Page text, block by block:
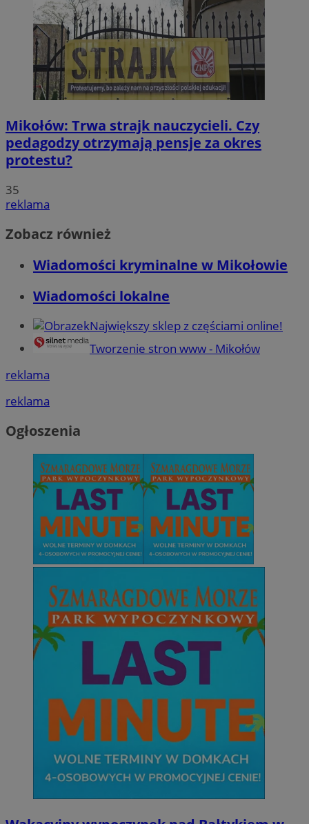
Mikołów: Trwa strajk nauczycieli. Czy
pedagodzy otrzymają pensje za okres
protestu?
35
reklama
Zobacz również
Wiadomości kryminalne w Mikołowie
Wiadomości lokalne
Największy sklep z częściami online!
Tworzenie stron www - Mikołów
reklama
reklama
Ogłoszenia